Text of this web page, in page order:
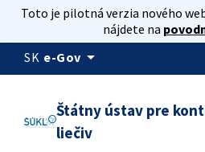
Toto je pilotná verzia nového
nájdete na
SK e-Gov arrow_drop_down
Štátny ústav pre
liečiv